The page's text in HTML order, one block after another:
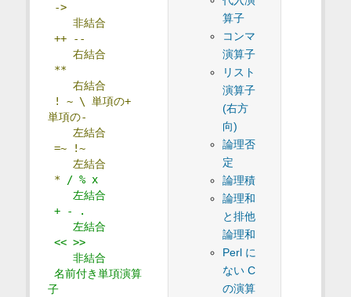
算子
コンマ
演算子
リスト
演算子
(右方
向)
論理否
定
論理積
論理和
と排他
論理和
Perl に
ない C
の演算
->
非結合
++
--
右結合
**
右結合
!
~ \
単項の+
単項の-
左結合
=~
!~
左結合
*
/ % x
左結合
+ - .
左結合
<< >>
非結合
名前付き単項演算
子